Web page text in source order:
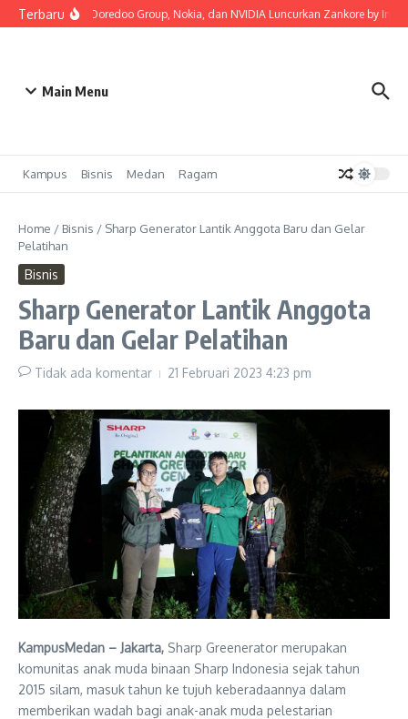
Lewati ke konten
TerbaruIndosat, Ooredoo Group, Nokia, dan NVIDIA Luncurkan Zankore by
Main Menu
Kampus Bisnis Medan Ragam
Home / Bisnis / Sharp Generator Lantik Anggota Baru dan Gelar
Pelatihan
Bisnis
Sharp Generator Lantik Anggota
Baru dan Gelar Pelatihan
Tidak ada komentar 21 Februari 2023 4:23 pm
KampusMedan – Jakarta, Sharp Greenerator merupakan
komunitas anak muda binaan Sharp Indonesia sejak tahun
2015 silam, masuk tahun ke tujuh keberadaannya dalam
memberikan wadah bagi anak-anak muda pelestarian